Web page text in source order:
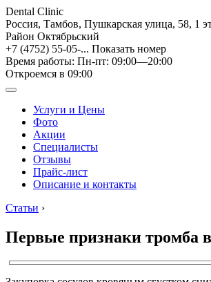
Dental Clinic
Россия, Тамбов, Пушкарская улица, 58, 1
Район Октябрьский
+7 (4752) 55-05-... Показать номер
Время работы: Пн-пт: 09:00—20:00
Откроемся в 09:00
Услуги и Цены
Фото
Акции
Специалисты
Отзывы
Прайс-лист
Описание и контакты
Статьи ›
Первые признаки тромба